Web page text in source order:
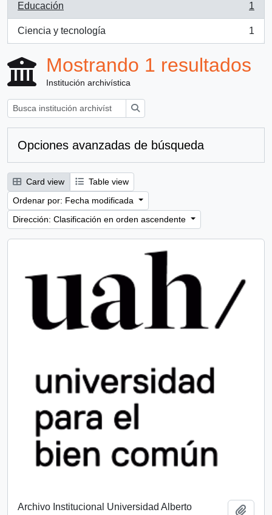
Educación
, 1 resultados
1
Ciencia y tecnología
, 1 resultados
1
Mostrando 1 resultados
Institución archivística
Opciones avanzadas de búsqueda
Card view
Table view
Ordenar por: Fecha modificada
Dirección: Clasificación en orden ascendente
Archivo Institucional Universidad Alberto